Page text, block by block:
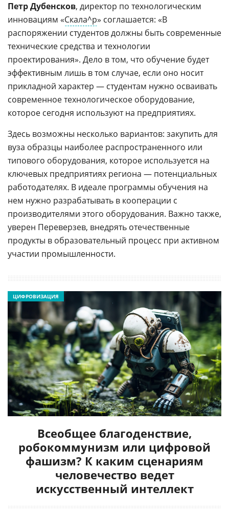
Петр Дубенсков, директор по технологическим
инновациям «Скала^р» соглашается: «В
распоряжении студентов должны быть современные
технические средства и технологии
проектирования». Дело в том, что обучение будет
эффективным лишь в том случае, если оно носит
прикладной характер — студентам нужно осваивать
современное технологическое оборудование,
которое сегодня используют на предприятиях.
Здесь возможны несколько вариантов: закупить для
вуза образцы наиболее распространенного или
типового оборудования, которое используется на
ключевых предприятиях региона — потенциальных
работодателях. В идеале программы обучения на
нем нужно разрабатывать в кооперации с
производителями этого оборудования. Важно также,
уверен Переверзев, внедрять отечественные
продукты в образовательный процесс при активном
участии промышленности.
Всеобщее благоденствие,
робокоммунизм или цифровой
фашизм? К каким сценариям
человечество ведет
искусственный интеллект
ЦИФРОВИЗАЦИЯ